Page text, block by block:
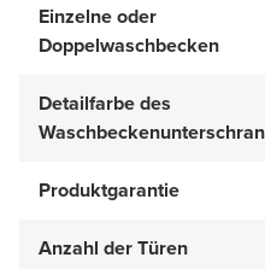
Einzelne oder
Doppelwaschbecken
Detailfarbe des
Produktgarantie
Anzahl der Türen